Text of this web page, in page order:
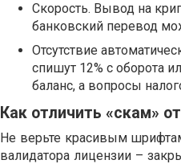
Скорость. Вывод на
банковский перевод
Отсутствие
спишут 12% с оборота
баланс, а вопросы
Как отличить «скам»
Не верьте красивым
валидатора лицензии –